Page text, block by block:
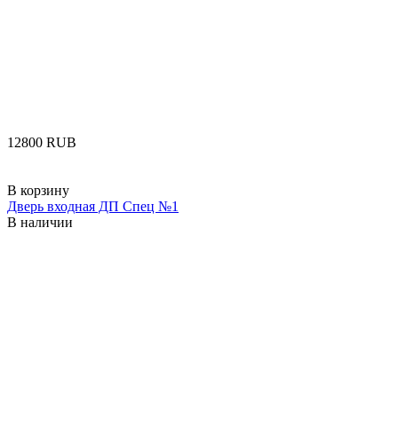
‍12800‍ RUB
В корзину
Дверь входная ДП Спец №1
В наличии